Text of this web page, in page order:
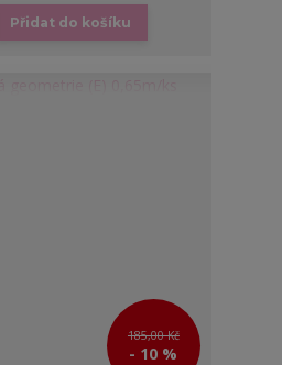
Přidat do košíku
185,00 Kč
- 10 %